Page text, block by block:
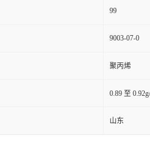
99
9003-07-0
聚丙烯
0.89 至
山东